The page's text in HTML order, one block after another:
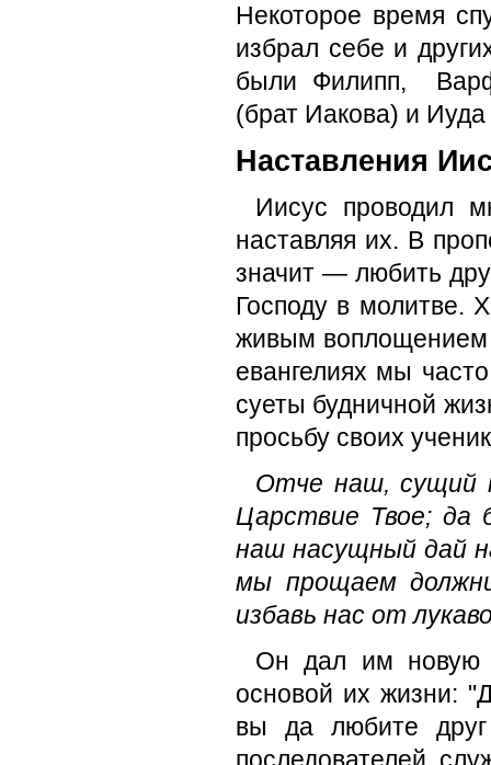
Некоторое время
избрал себе и
были Филипп,
(брат Иакова) и Иуда
Наставления
Иисус проводил
наставляя их. В
значит — любить
Господу в молитве.
живым воплощением
евангелиях мы
суеты будничной
просьбу своих
Отче наш, сущий
Царствие Твое; да
наш насущный дай
мы про­щаем
избавь нас от
Он дал им новую
основой их жизни:
вы да любите